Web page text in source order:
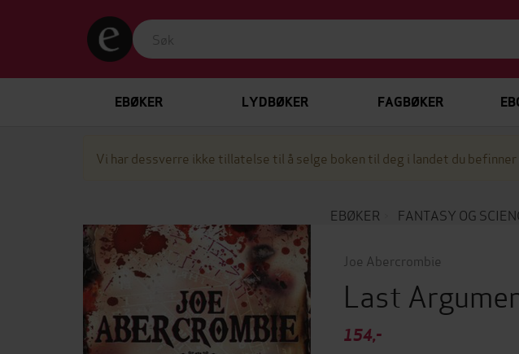
EBØKER LYDBØKER FAGBØKER
Vi har dessverre ikke tillatelse til å selge boken til deg i landet du befinner
EBØKER FANTASY OG
Joe Abercrombie
Last
154,-